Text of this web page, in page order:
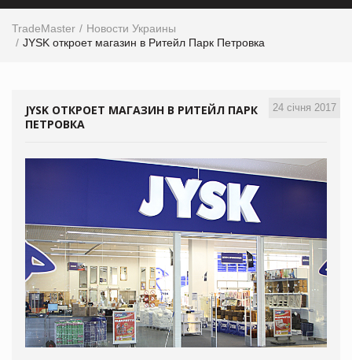
TradeMaster
Новости Украины
JYSK откроет магазин в Ритейл Парк Петровка
24 січня 2017
JYSK ОТКРОЕТ МАГАЗИН В РИТЕЙЛ ПАРК
ПЕТРОВКА